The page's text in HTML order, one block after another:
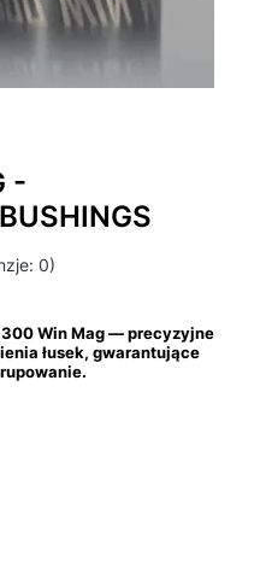
-
0)
Win Mag — precyzyjne
łusek, gwarantujące